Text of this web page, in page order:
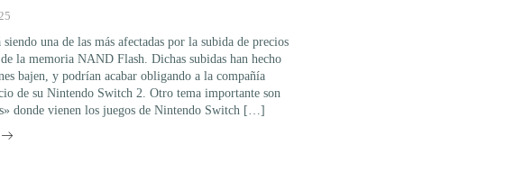
una de las más afectadas por la subida de precios
la memoria NAND Flash. Dichas subidas han hecho
bajen, y podrían acabar obligando a la compañía
de su Nintendo Switch 2. Otro tema importante son
donde vienen los juegos de Nintendo Switch […]